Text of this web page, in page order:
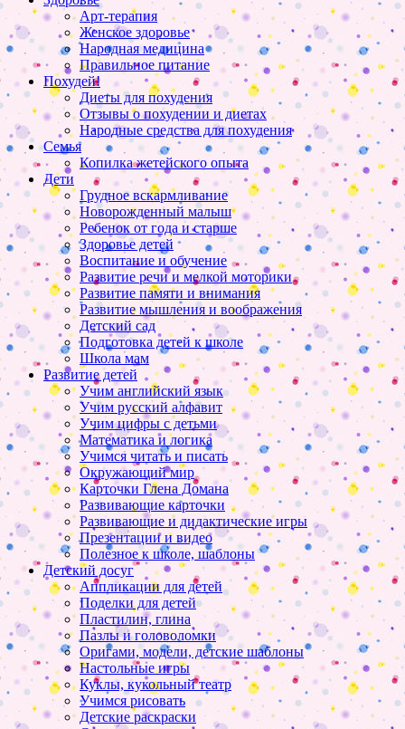
Арт-терапия
Женское здоровье
Народная медицина
Правильное питание
Похудей!
Диеты для похудения
Отзывы о похудении и диетах
Народные средства для похудения
Семья
Копилка жетейского опыта
Дети
Грудное вскармливание
Новорожденный малыш
Ребенок от года и старше
Здоровье детей
Воспитание и обучение
Развитие речи и мелкой моторики
Развитие памяти и внимания
Развитие мышления и воображения
Детский сад
Подготовка детей к школе
Школа мам
Развитие детей
Учим английский язык
Учим русский алфавит
Учим цифры с детьми
Математика и логика
Учимся читать и писать
Окружающий мир
Карточки Глена Домана
Развивающие карточки
Развивающие и дидактические игры
Презентации и видео
Полезное к школе, шаблоны
Детский досуг
Аппликации для детей
Поделки для детей
Пластилин, глина
Пазлы и головоломки
Оригами, модели, детские шаблоны
Настольные игры
Куклы, кукольный театр
Учимся рисовать
Детские раскраски